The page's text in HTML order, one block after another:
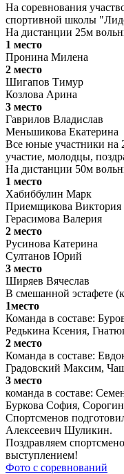
На соревнования
спортивной школы
На дистанции 25м
1 место
Пронина Милена
2 место
Шигапов Тимур
Козлова Арина
3 место
Гаврилов Владислав
Меньшикова Екатерина
Все юные участники на
участие, молодцы,
На дистанции 50м
1 место
Хабиббулин Марк
Приемщикова Виктория
Герасимова Валерия
2 место
Русинова Катерина
Султанов Юрий
3 место
Ширяев Вячеслав
В смешанной эстафете
1место
Команда в составе:
Редькина Ксения,
2 место
Команда в составе:
Градовский Максим,
3 место
команда в составе:
Буркова София,
Спортсменов
Алексеевич Шуликин.
Поздравляем
выступлением!
Фото с соревнований